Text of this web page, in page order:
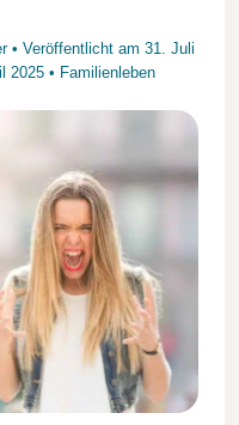
• Veröffentlicht am 31. Juli
2025• Familienleben